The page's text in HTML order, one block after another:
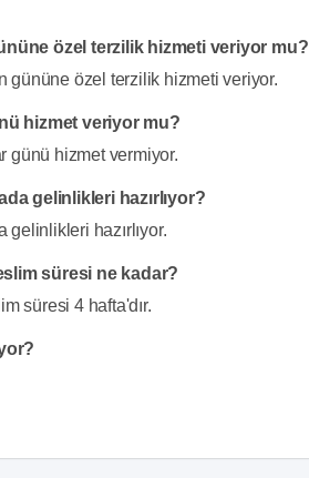
özel terzilik hizmeti veriyor mu?
gününe özel terzilik hizmeti veriyor.
hizmet veriyor mu?
günü hizmet vermiyor.
gelinlikleri hazırlıyor?
hazırlıyor.
süresi ne kadar?
süresi 4 hafta'dır.